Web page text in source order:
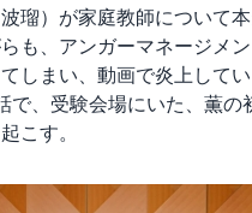
瑠）が家庭教師について
も、アンガーマネージメ
しまい、動画で炎上して
で、受験会場にいた、薫
こす。